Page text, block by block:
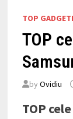
TOP
TOP
byOvidiu
TOP